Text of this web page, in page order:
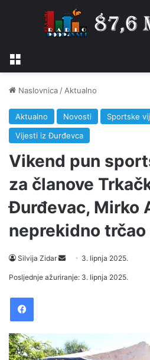
Naslovnica / Aktualno
Aktualno Novosti Sportske
Vijesti iz Đurđevca
Vikend pun
za članove
Đurđevac, Mirko
neprekidno
Silvija Zidar
e
m
3. lipnja 2025.
Posljednje ažuriranje: 3. lipnja 2025.